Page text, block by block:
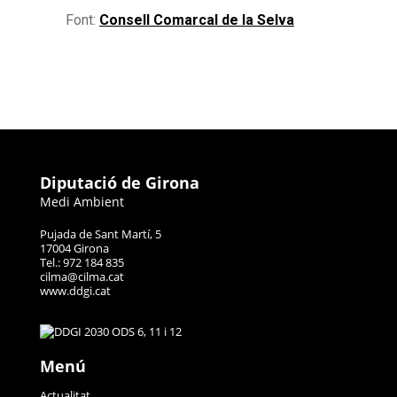
Font: Consell Comarcal de la Selva
Diputació de Girona
Medi Ambient
Pujada de Sant Martí, 5
17004 Girona
Tel.: 972 184 835
cilma@cilma.cat
www.ddgi.cat
Menú